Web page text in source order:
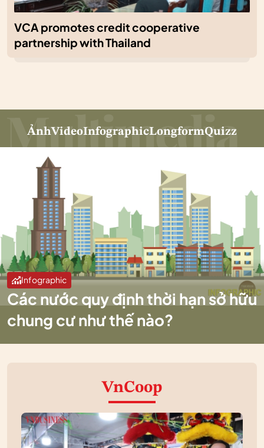
VCA promotes credit cooperative
partnership with Thailand
ẢnhVideoInfographicLongformQuizz
Infographic
Các nước quy định thời hạn sở hữu
chung cư như thế nào?
VnCoop